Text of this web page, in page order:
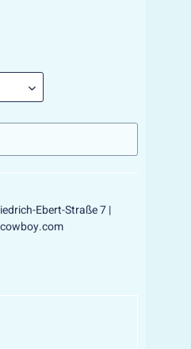
Ebert-Straße 7 |